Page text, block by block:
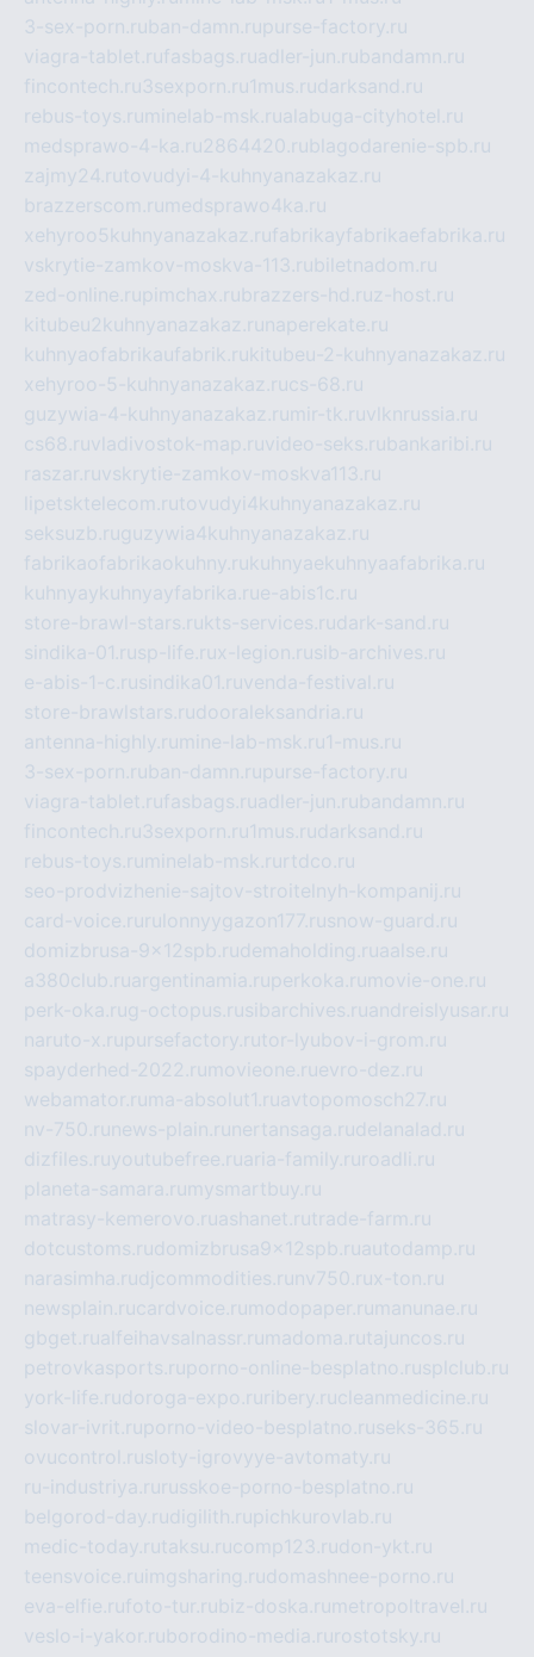
3-sex-porn.ruban-damn.rupurse-factory.ru
viagra-tablet.rufasbags.ruadler-jun.rubandamn.ru
fincontech.ru3sexporn.ru1mus.rudarksand.ru
rebus-toys.ru minelab-msk.rualabuga-cityhotel.ru
medsprawo-4-ka.ru2864420.rublagodarenie-spb.ru
zajmy24.rutovudyi-4-kuhnyanazakaz.ru
brazzerscom.ru medsprawo4ka.ru
xehyroo5kuhnyanazakaz.rufabrikayfabrikaefabrika.ru
vskrytie-zamkov-moskva-113.rubiletnadom.ru
zed-online.rupimchax.rubrazzers-hd.ruz-host.ru
kitubeu2kuhnyanazakaz.ru naperekate.ru
kuhnyaofabrikaufabrik.rukitubeu-2-kuhnyanazakaz.ru
xehyroo-5-kuhnyanazakaz.rucs-68.ru
guzywia-4-kuhnyanazakaz.ru mir-tk.ruvlknrussia.ru
cs68.ruvladivostok-map.ruvideo-seks.rubankaribi.ru
raszar.ruvskrytie-zamkov-moskva113.ru
lipetsktelecom.rutovudyi4kuhnyanazakaz.ru
seksuzb.ruguzywia4kuhnyanazakaz.ru
fabrikaofabrikaokuhny.rukuhnyaekuhnyaafabrika.ru
kuhnyaykuhnyayfabrika.rue-abis1c.ru
store-brawl-stars.rukts-services.rudark-sand.ru
sindika-01.rusp-life.rux-legion.rusib-archives.ru
e-abis-1-c.rusindika01.ruvenda-festival.ru
store-brawlstars.rudooraleksandria.ru
antenna-highly.ru mine-lab-msk.ru1-mus.ru
3-sex-porn.ruban-damn.rupurse-factory.ru
viagra-tablet.rufasbags.ruadler-jun.rubandamn.ru
fincontech.ru3sexporn.ru1mus.rudarksand.ru
rebus-toys.ru minelab-msk.ru rtdco.ru
seo-prodvizhenie-sajtov-stroitelnyh-kompanij.ru
card-voice.ru rulonnyygazon177.rusnow-guard.ru
domizbrusa-9x12spb.rudemaholding.ruaalse.ru
a380club.ruargentinamia.ruperkoka.ru movie-one.ru
perk-oka.rug-octopus.rusibarchives.ruandreislyusar.ru
naruto-x.rupursefactory.rutor-lyubov-i-grom.ru
spayderhed-2022.ru movieone.ruevro-dez.ru
webamator.ru ma-absolut1.ruavtopomosch27.ru
nv-750.ru news-plain.ru nertansaga.rudelanalad.ru
dizfiles.ruyoutubefree.ruaria-family.ru roadli.ru
planeta-samara.ru mysmartbuy.ru
matrasy-kemerovo.ruashanet.rutrade-farm.ru
dotcustoms.rudomizbrusa9x12spb.ruautodamp.ru
narasimha.rudjcommodities.ru nv750.rux-ton.ru
newsplain.rucardvoice.ru modopaper.ru manunae.ru
gbget.rualfeihavsalnassr.ru madoma.rutajuncos.ru
petrovkasports.ruporno-online-besplatno.rusplclub.ru
york-life.rudoroga-expo.ru ribery.rucleanmedicine.ru
slovar-ivrit.ruporno-video-besplatno.ruseks-365.ru
ovucontrol.rusloty-igrovyye-avtomaty.ru
ru-industriya.ru russkoe-porno-besplatno.ru
belgorod-day.rudigilith.rupichkurovlab.ru
medic-today.rutaksu.rucomp123.rudon-ykt.ru
teensvoice.ru imgsharing.rudomashnee-porno.ru
eva-elfie.rufoto-tur.rubiz-doska.ru metropoltravel.ru
veslo-i-yakor.ruborodino-media.ru rostotsky.ru